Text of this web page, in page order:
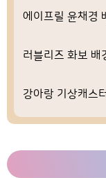
에이프릴 윤채경
러블리즈 화보 배
강아랑 기상캐스